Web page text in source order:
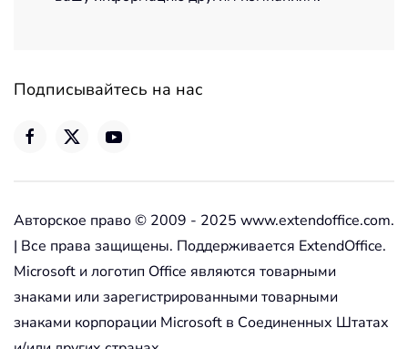
Подписывайтесь на нас
Авторское право © 2009 - 2025 www.extendoffice.com.
| Все права защищены. Поддерживается ExtendOffice.
Microsoft и логотип Office являются товарными
знаками или зарегистрированными товарными
знаками корпорации Microsoft в Соединенных Штатах